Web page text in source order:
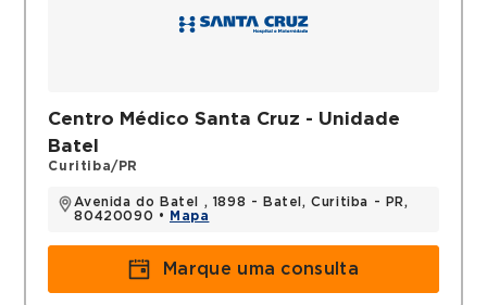
Centro Médico Santa Cruz - Unidade
Batel
Curitiba/PR
Avenida do Batel , 1898 - Batel, Curitiba - PR,
80420090 •
Mapa
Marque uma consulta